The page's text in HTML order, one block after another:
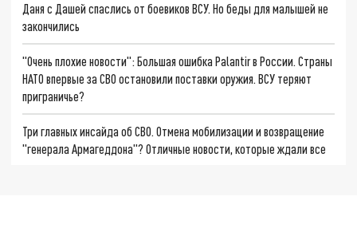
Даня с Дашей спаслись от боевиков ВСУ. Но беды для малышей не
закончились
"Очень плохие новости": Большая ошибка Palantir в России. Страны
НАТО впервые за СВО остановили поставки оружия. ВСУ теряют
приграничье?
Три главных инсайда об СВО. Отмена мобилизации и возвращение
"генерала Армагеддона"? Отличные новости, которые ждали все